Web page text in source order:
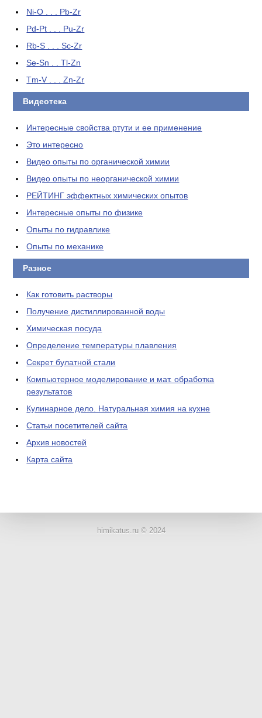
Ni-O . . . Pb-Zr
Pd-Pt . . . Pu-Zr
Rb-S . . . Sc-Zr
Se-Sn . . Tl-Zn
Tm-V . . . Zn-Zr
Видеотека
Интересные свойства ртути и ее применение
Это интересно
Видео опыты по органической химии
Видео опыты по неорганической химии
РЕЙТИНГ эффектных химических опытов
Интересные опыты по физике
Опыты по гидравлике
Опыты по механике
Разное
Как готовить растворы
Получение дистиллированной воды
Химическая посуда
Определение температуры плавления
Секрет булатной стали
Компьютерное моделирование и мат. обработка
результатов
Кулинарное дело. Натуральная химия на кухне
Статьи посетителей сайта
Архив новостей
Карта сайта
himikatus.ru © 2024